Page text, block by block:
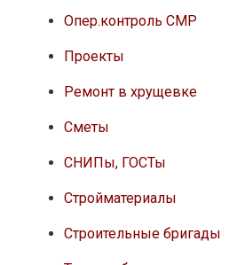
Опер.контроль СМР
Проекты
Ремонт в хрущевке
Сметы
СНИПы, ГОСТы
Стройматериалы
Строительные бригады